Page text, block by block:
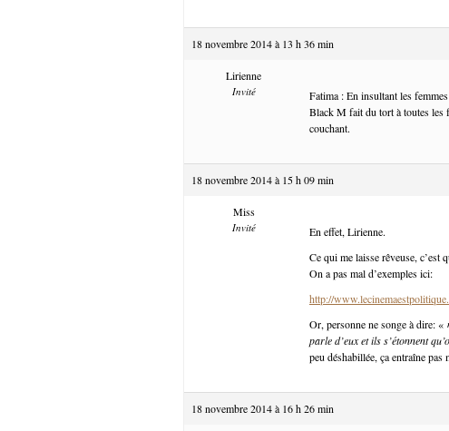
18 novembre 2014 à 13 h 36 min
Lirienne
Invité
Fatima : En insultant les
Black M fait du tort à toutes les
couchant.
18 novembre 2014 à 15 h 09 min
Miss
Invité
En effet, Lirienne.
Ce qui me laisse rêveuse, c’est
On a pas mal d’exemples ici:
http://
Or, personne ne songe à dire: «
parle d’eux et ils s’étonnent
peu déshabillée, ça entraîne
18 novembre 2014 à 16 h 26 min